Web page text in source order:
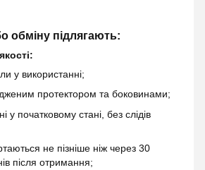
обміну підлягають:
у використанні;
протектором та боковинами;
у початковому стані, без слідів
не пізніше ніж через 30
після отримання;